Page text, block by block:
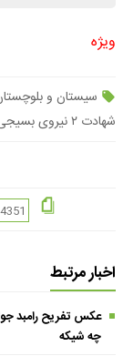
ویژه
سیستان و
شهادت ۲ نیروی بسیجی
اخبار مرتبط
عکس تفریح رامبد
چه شیکه